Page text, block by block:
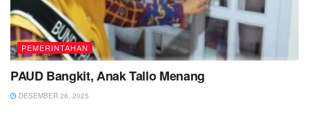
PEMERINTAHAN
PAUD Bangkit, Anak Tallo Menang
DESEMBER 26, 2025